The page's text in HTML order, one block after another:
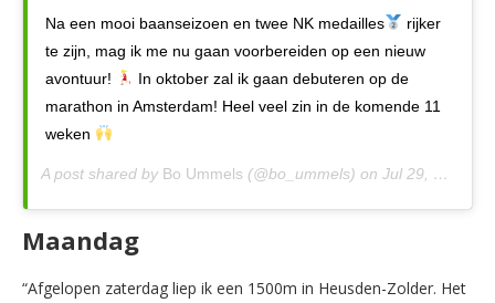
Na een mooi baanseizoen en twee NK medailles
rijker
te zijn, mag ik me nu gaan voorbereiden op een nieuw
avontuur!
In oktober zal ik gaan debuteren op de
marathon in Amsterdam! Heel veel zin in de komende 11
weken
A post shared by Bo Ummels (@bo_ummels) on Jul 29, 2019 at 1:12am PDT
Maandag
“Afgelopen zaterdag liep ik een 1500m in Heusden-Zolder. Het